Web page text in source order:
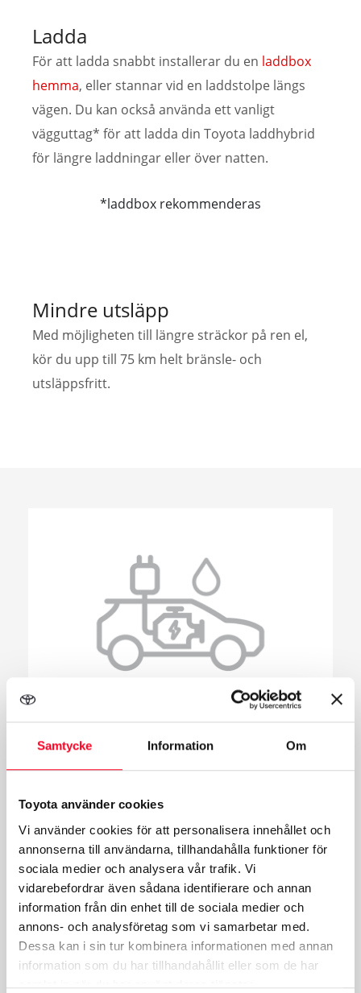
Samtycke Information Om
Toyota använder cookies
Vi använder cookies för att personalisera innehållet och
annonserna till användarna, tillhandahålla funktioner för
sociala medier och analysera vår trafik. Vi
vidarebefordrar även sådana identifierare och annan
information från din enhet till de sociala medier och
annons- och analysföretag som vi samarbetar med.
Dessa kan i sin tur kombinera informationen med annan
information som du har tillhandahållit eller som de har
samlat in när du har använt deras tjänster.
Ladda
För att ladda snabbt installerar du en laddbox
hemma, eller stannar vid en laddstolpe längs
vägen. Du kan också använda ett vanligt
vägguttag* för att ladda din Toyota laddhybrid
för längre laddningar eller över natten.
*laddbox rekommenderas
Mindre utsläpp
Med möjligheten till längre sträckor på ren el,
kör du upp till 75 km helt bränsle- och
utsläppsfritt.
Laddhybrid
mellanhybriderochelbilar
(laddsladdarna) som följer med går att använda
både när du laddar hemma eller vid en
snabbladdningsstation.
Förkortningen PHEV står för Plug-in Hybrid
Electric Vehicle.